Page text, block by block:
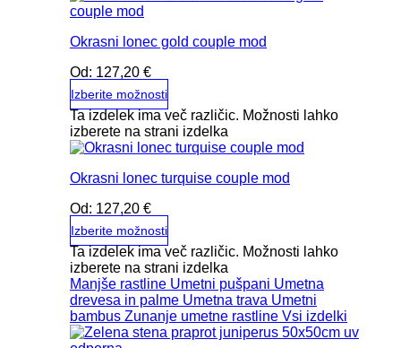
Okrasni lonec gold couple mod
Od: 127,20 €
Izberite možnosti
Ta izdelek ima več različic. Možnosti lahko
izberete na strani izdelka
Okrasni lonec turquise couple mod
Od: 127,20 €
Izberite možnosti
Ta izdelek ima več različic. Možnosti lahko
izberete na strani izdelka
Manjše rastline Umetni pušpani Umetna
drevesa in palme Umetna trava Umetni
bambus Zunanje umetne rastline Vsi izdelki